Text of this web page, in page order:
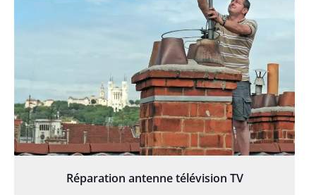
Réparation antenne télévision TV